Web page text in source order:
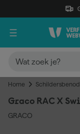
Home
Graco RAC X
GRACO